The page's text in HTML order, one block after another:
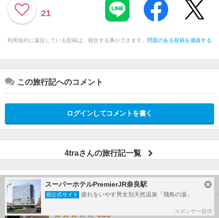
21
利用規約に違反している投稿は、報告する事ができます。 問題のある投稿を連絡する
この旅行記へのコメント
ログインしてコメントを書く
4traさんの旅行記一覧
この旅行で行ったホテル
3.31
スーパーホテルPremierJR奈良駅
宿公式サイト 疲れをいやす男女別天然温泉「飛鳥の湯」
スポンサー提供